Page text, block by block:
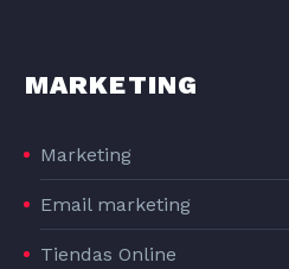
MARKETING
Marketing
Email marketing
Tiendas Online